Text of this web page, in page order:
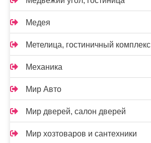
Медея
Метелица, гостиничный комплекс
Механика
Мир Авто
Мир дверей, салон дверей
Мир хозтоваров и сантехники